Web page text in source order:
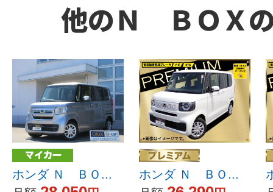
他のＮ ＢＯＸ
ホンダ Ｎ ＢＯ...
ホンダ Ｎ ＢＯ...